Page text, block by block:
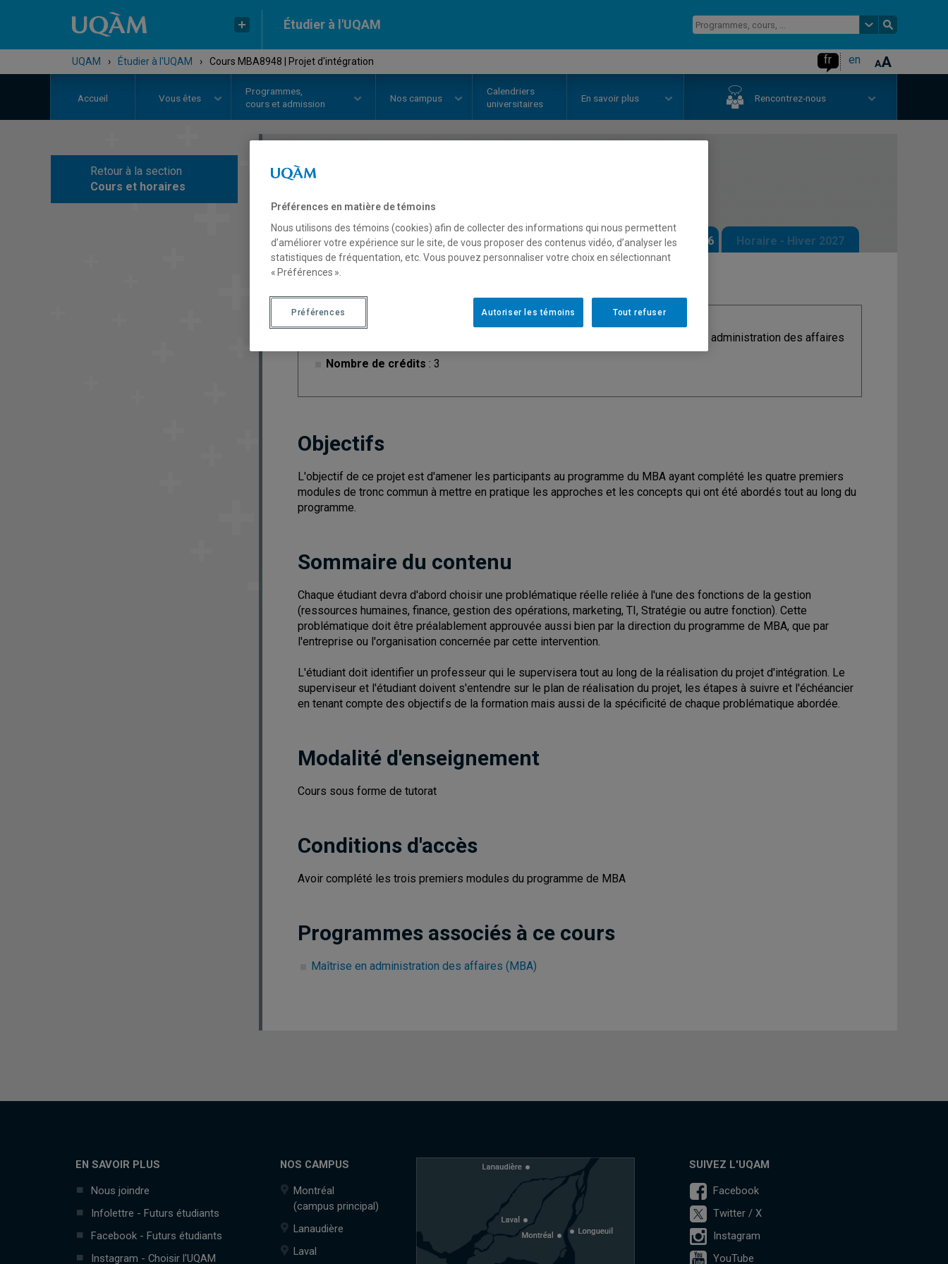
Étudier à l'UQAM
UQAM › Étudier à l'UQAM › Cours MBA8948 | Projet d'intégration fr en
Accueil Vous êtes
Programmes,
cours et admission
Nos campus
Calendriers
universitaires
En savoir plus Rencontrez-nous
Retour à la section
Cours et horaires
COURS
Description Horaire - Été 2026 Horaire - Automne 2026 Horaire - Hiver 2027
Nombre de crédits : 3
: Maîtrise en administration des affaires
Objectifs
L'objectif de ce projet est d'amener les participants au programme du MBA ayant complété les quatre premiers
modules de tronc commun à mettre en pratique les approches et les concepts qui ont été abordés tout au long du
programme.
Sommaire du contenu
Chaque étudiant devra d'abord choisir une problématique réelle reliée à l'une des fonctions de la gestion
(ressources humaines, finance, gestion des opérations, marketing, TI, Stratégie ou autre fonction). Cette
problématique doit être préalablement approuvée aussi bien par la direction du programme de MBA, que par
l'entreprise ou l'organisation concernée par cette intervention.
L'étudiant doit identifier un professeur qui le supervisera tout au long de la réalisation du projet d'intégration. Le
superviseur et l'étudiant doivent s'entendre sur le plan de réalisation du projet, les étapes à suivre et l'échéancier
en tenant compte des objectifs de la formation mais aussi de la spécificité de chaque problématique abordée.
Modalité d'enseignement
Cours sous forme de tutorat
Conditions d'accès
Avoir complété les trois premiers modules du programme de MBA
Programmes associés à ce cours
Maîtrise en administration des affaires (MBA)
EN SAVOIR PLUS
Nous joindre
Infolettre - Futurs étudiants
Facebook - Futurs étudiants
Instagram - Choisir l'UQAM
NOS CAMPUS
Montréal
(campus principal)
Lanaudière
Laval
SUIVEZ L'UQAM
Facebook
Twitter / X
Instagram
YouTube
Préférences en matière de témoins
Nous utilisons des témoins (cookies) afin de collecter des informations qui nous permettent
d’améliorer votre expérience sur le site, de vous proposer des contenus vidéo, d’analyser les
statistiques de fréquentation, etc. Vous pouvez personnaliser votre choix en sélectionnant
« Préférences ».
Tout refuser
Autoriser les témoins
Préférences